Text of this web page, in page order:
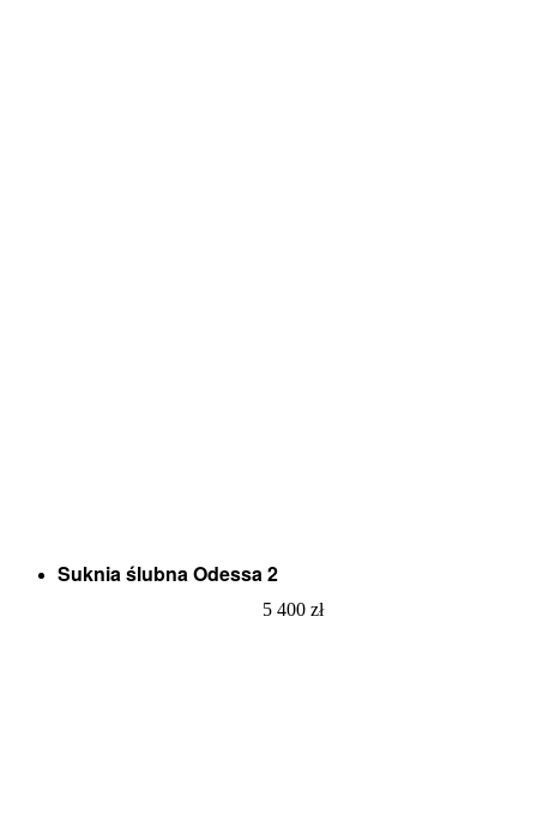
Suknia ślubna Odessa 2
5 400 zł